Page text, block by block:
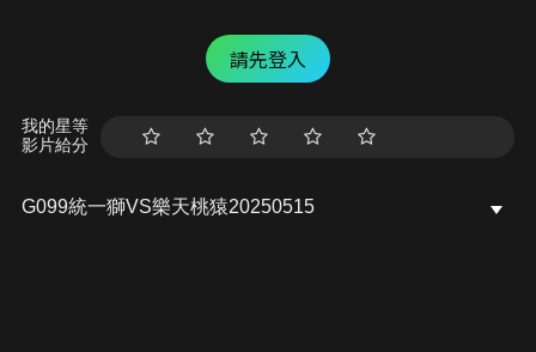
請先登入
我的星等
影片給分
G099統一獅VS樂天桃猿20250515